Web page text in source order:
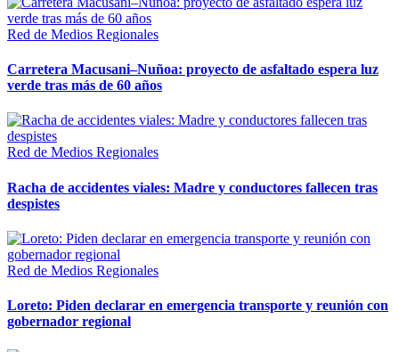
Red de Medios Regionales
Carretera Macusani–Nuñoa: proyecto de asfaltado espera luz
verde tras más de 60 años
Red de Medios Regionales
Racha de accidentes viales: Madre y conductores fallecen tras
despistes
Red de Medios Regionales
Loreto: Piden declarar en emergencia transporte y reunión con
gobernador regional